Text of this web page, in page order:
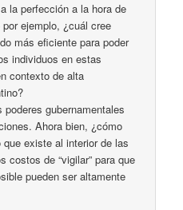
la perfección a la hora de
ejemplo, ¿cuál cree
más eficiente para poder
individuos en estas
contexto de alta
gubernamentales
Ahora bien, ¿cómo
existe al interior de las
costos de “vigilar” para que
pueden ser altamente